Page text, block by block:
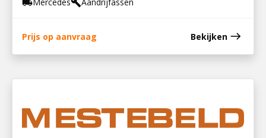
Prijs op aanvraag Bekijken east